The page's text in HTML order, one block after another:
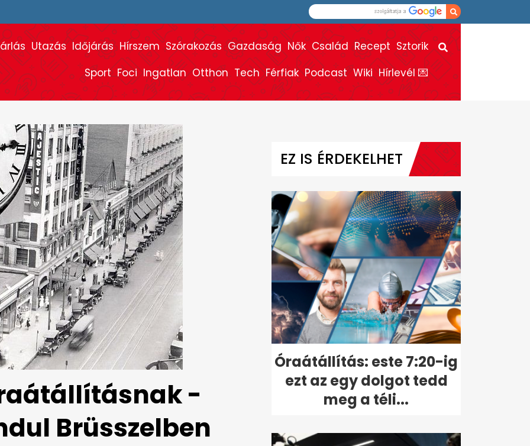
Utazás Időjárás Hírszem Szórakozás Gazdaság Nők Család Recept Sztorik
Sport Foci Ingatlan Otthon Tech Férfiak Podcast Wiki Hírlevél 💌
-
Brüsszelben
EZ IS ÉRDEKELHET
Óraátállítás: este 7:20-ig
ezt az egy dolgot tedd
meg a téli...